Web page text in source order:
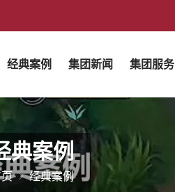
经典案例 集团新闻 集团服务
典案例
经典案例